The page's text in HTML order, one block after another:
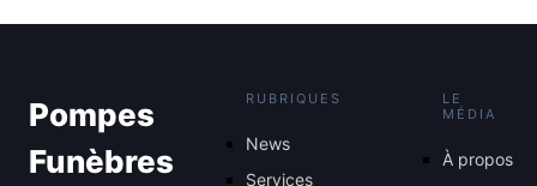
Pompes
Funèbres
RUBRIQUES
News
Services
LE
MÉDIA
À propos